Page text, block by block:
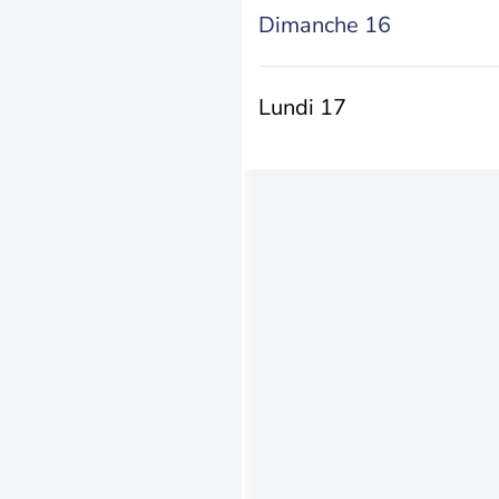
Dimanche 16
Lundi 17